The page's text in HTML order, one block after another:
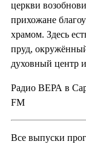
церкви
прихожане
храмом. Здесь
пруд,
духовный центр
Радио ВЕРА в
FM
Все выпуски